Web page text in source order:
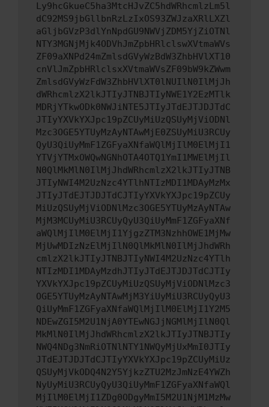
Ly9hcGkueC5ha3MtcHJvZC5hdWRhcmlzLm5l
dC92MS9jbGllbnRzLzIxOS93ZWJzaXRlLXZl
aGljbGVzP3dlYnNpdGU9NWVjZDM5YjZiOTNl
NTY3MGNjMjk4ODVhJmZpbHRlclswXVtmaWVs
ZF09aXNPd24mZmlsdGVyWzBdW3ZhbHVlXT10
cnVlJmZpbHRlclsxXVtmaWVsZF09bW9kZWwm
ZmlsdGVyWzFdW3ZhbHVlXT0lNUIlN0IlMjJh
dWRhcmlzX2lkJTIyJTNBJTIyNWE1Y2EzMTlk
MDRjYTkwODk0NWJiNTE5JTIyJTdEJTJDJTdC
JTIyYXVkYXJpc19pZCUyMiUzQSUyMjViODNl
Mzc3OGE5YTUyMzAyNTAwMjE0ZSUyMiU3RCUy
QyU3QiUyMmF1ZGFyaXNfaWQlMjIlM0ElMjI1
YTVjYTMxOWQwNGNhOTA4OTQ1YmI1MWElMjIl
N0QlMkMlN0IlMjJhdWRhcmlzX2lkJTIyJTNB
JTIyNWI4M2UzNzc4YTlhNTIzMDI1MDAyMzMx
JTIyJTdEJTJDJTdCJTIyYXVkYXJpc19pZCUy
MiUzQSUyMjViODNlMzc3OGE5YTUyMzAyNTAw
MjM3MCUyMiU3RCUyQyU3QiUyMmF1ZGFyaXNf
aWQlMjIlM0ElMjI1YjgzZTM3NzhhOWE1MjMw
MjUwMDIzNzElMjIlN0QlMkMlN0IlMjJhdWRh
cmlzX2lkJTIyJTNBJTIyNWI4M2UzNzc4YTlh
NTIzMDI1MDAyMzdhJTIyJTdEJTJDJTdCJTIy
YXVkYXJpc19pZCUyMiUzQSUyMjViODNlMzc3
OGE5YTUyMzAyNTAwMjM3YiUyMiU3RCUyQyU3
QiUyMmF1ZGFyaXNfaWQlMjIlM0ElMjI1Y2M5
NDEwZGI5M2U1NjA0YTEwNGJjNGMlMjIlN0Ql
MkMlN0IlMjJhdWRhcmlzX2lkJTIyJTNBJTIy
NWQ4NDg3NmRiOTNlNTY1NWQyMjUxMmI0JTIy
JTdEJTJDJTdCJTIyYXVkYXJpc19pZCUyMiUz
QSUyMjVkODQ4N2Y5YjkzZTU2MzJmNzE4YWZh
NyUyMiU3RCUyQyU3QiUyMmF1ZGFyaXNfaWQl
MjIlM0ElMjI1ZDg0ODgyMmI5M2U1NjM1MzMw